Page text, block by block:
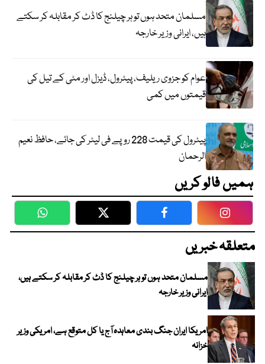
مسلمان متحد ہوں تو ہر چیلنج کا ڈٹ کر مقابلہ کر سکتے
ہیں، ایرانی وزیر خارجہ
عوام کو جزوی ریلیف، پیٹرول، ڈیزل اور مٹی کے تیل کی
قیمتوں میں کمی
پیٹرول کی قیمت 228 روپے فی لیٹر کی جائے، حافظ نعیم
الرحمان
ہمیں فالو کریں
WhatsApp Twitter Facebook
متعلقہ خبریں
مسلمان متحد ہوں تو ہر چیلنج کا ڈٹ کر مقابلہ کر سکتے ہیں،
ایرانی وزیر خارجہ
امریکا ایران جنگ بندی معاہدہ آج یا کل متوقع ہے، امریکی وزیر
خزانہ